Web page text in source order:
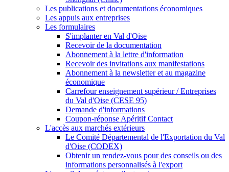
Les publications et documentations économiques
Les appuis aux entreprises
Les formulaires
S'implanter en Val d'Oise
Recevoir de la documentation
Abonnement à la lettre d'information
Recevoir des invitations aux manifestations
Abonnement à la newsletter et au magazine
économique
Carrefour enseignement supérieur / Entreprises
du Val d'Oise (CESE 95)
Demande d'informations
Coupon-réponse Apéritif Contact
L'accès aux marchés extérieurs
Le Comité Départemental de l'Exportation du Val
d'Oise (CODEX)
Obtenir un rendez-vous pour des conseils ou des
informations personnalisés à l'export